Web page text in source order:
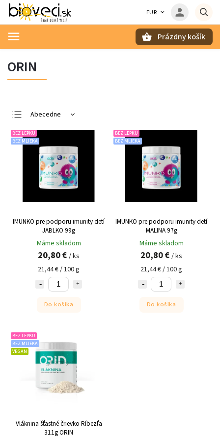
EUR
Prázdny košík
ORIN
Abecedne
Najlacnejšie
Najdrahšie
Najpredávanejšie
BEZ LEPKU
BEZ MLIEKA
IMUNKO pre podporu imunity detí
JABLKO 99g
Máme skladom
20,80 € / ks
21,44 € / 100 g
Do košíka
BEZ LEPKU
BEZ MLIEKA
IMUNKO pre podporu imunity detí
MALINA 97g
Máme skladom
20,80 € / ks
21,44 € / 100 g
Do košíka
BEZ LEPKU
BEZ MLIEKA
VEGAN
Vláknina šťastné črievko Ríbezľa
311g ORIN